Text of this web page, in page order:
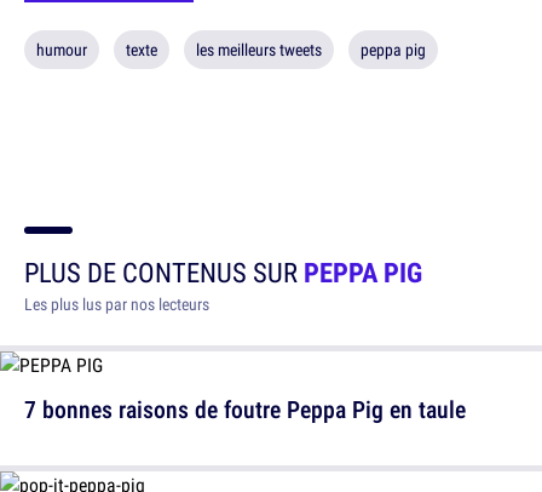
humour texte les meilleurs tweets peppa pig
PLUS DE CONTENUS SURPEPPA PIG
Les plus lus par nos lecteurs
7 bonnes raisons de foutre Peppa Pig en taule